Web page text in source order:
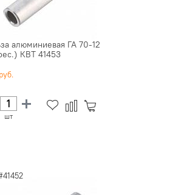
алюминиевая ГА 70-12
КВТ 41453
шт